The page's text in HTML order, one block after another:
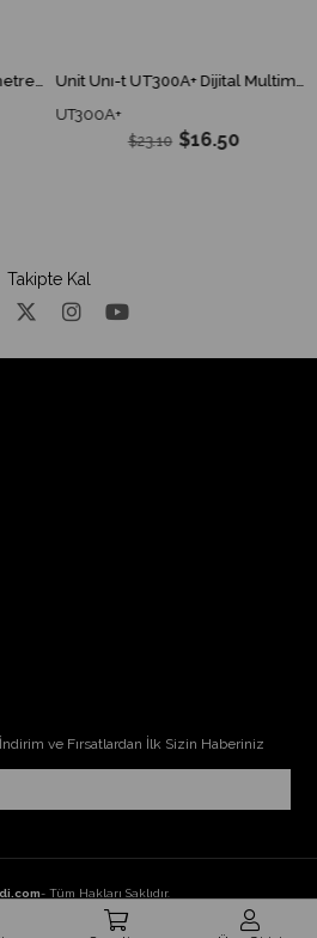
Tasi TA-8115 Dijital Termometre 4 Girişli
Unit Unı-t UT300A+ Dijital Multimetre
UT300A+
$16.50
$23.10
Takipte Kal
ve Fırsatlardan İlk Sizin Haberiniz
- Tüm Hakları Saklıdır.